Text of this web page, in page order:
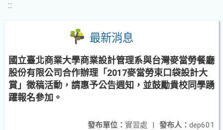
:::
最新消息
國立臺北商業大學商業設計管理系與台灣麥當勞餐廳
股份有限公司合作辦理「2017麥當勞束口袋設計大
賞」徵稿活動，請惠予公告週知，並鼓勵貴校同學踴
躍報名參加。
發布人： dep601
發布單位： 實習處 |